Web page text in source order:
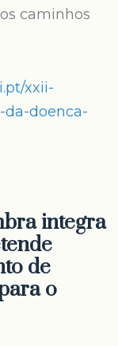
caminhos
xxii-
da-doenca-
integra
de
o